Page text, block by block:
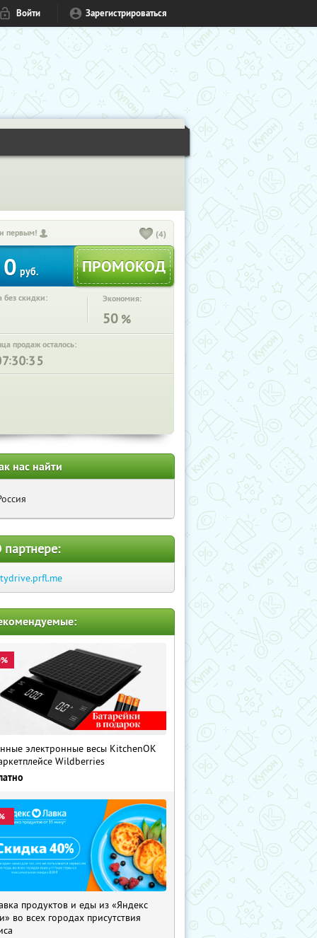
Войти Зарегистрироваться
первым! (4)
0 руб.
без скидки: Экономия:
50 %
продаж осталось:
: :
нас найти
партнере:
электронные весы KitchenOK
Wildberries
продуктов и еды из «Яндекс
во всех городах присутствия